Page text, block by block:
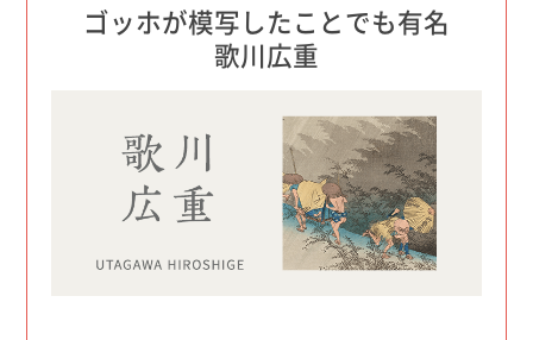
ゴッホが模写したことでも有名
歌川広重